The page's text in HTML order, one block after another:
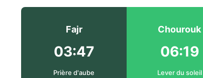
Fajr
03:47
Prière d'aube
Chourouk
06:19
Lever du soleil